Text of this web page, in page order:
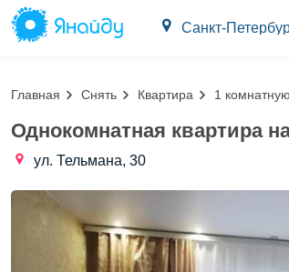
Санкт-
Главная Снять Квартира 1 комнатную
Однокомнатная квартира
ул. Тельмана, 30